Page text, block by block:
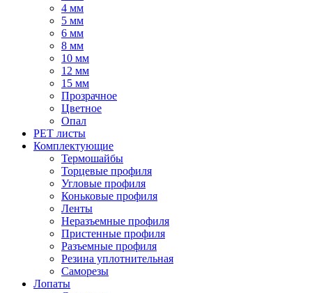
4 мм
5 мм
6 мм
8 мм
10 мм
12 мм
15 мм
Прозрачное
Цветное
Опал
PET листы
Комплектующие
Термошайбы
Торцевые профиля
Угловые профиля
Коньковые профиля
Ленты
Неразъемные профиля
Пристенные профиля
Разъемные профиля
Резина уплотнительная
Саморезы
Лопаты